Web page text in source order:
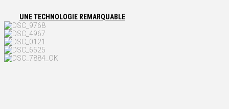
UNE TECHNOLOGIE REMARQUABLE